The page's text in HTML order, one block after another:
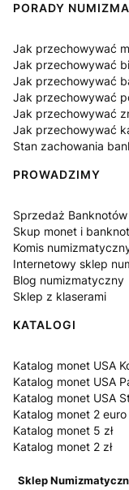
PORADY
Jak przechowywać
Jak przechowywać
Jak przechowywać
Jak przechowywać
Jak przechowywać
Jak przechowywać
Stan zachowania
PROWADZIMY
Sprzedaż
Skup monet i
Komis
Internetowy sklep
Blog numizmatyczny
Sklep z klaserami
KATALOGI
Katalog monet USA
Katalog monet USA
Katalog monet USA
Katalog monet 2 euro
Katalog monet 5 zł
Katalog monet 2 zł
Sklep